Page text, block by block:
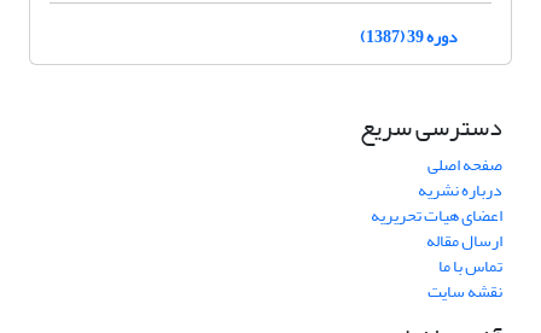
دوره 39 (1387)
دسترسی سریع
صفحه اصلی
درباره نشریه
اعضای هیات تحریریه
ارسال مقاله
تماس با ما
نقشه سایت